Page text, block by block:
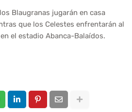
Blaugranas jugarán en casa
que los Celestes enfrentarán al
el estadio Abanca-Balaídos.